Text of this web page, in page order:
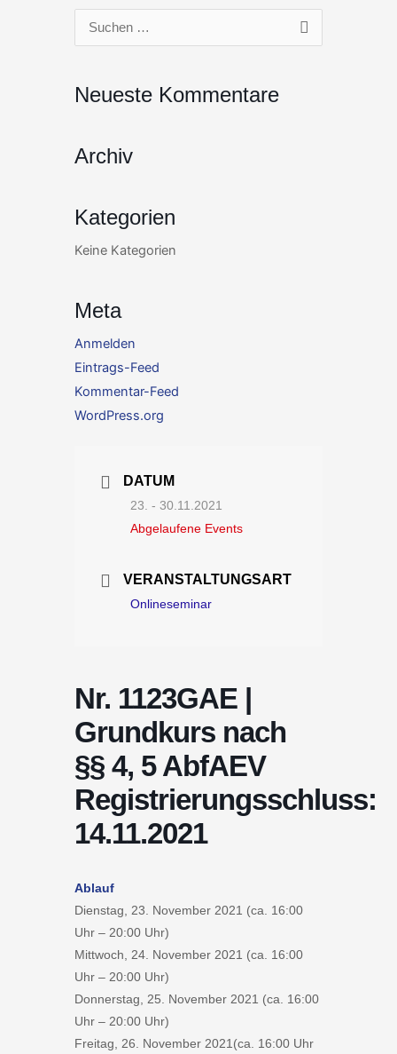
Suchen
Neueste Kommentare
Archiv
Kategorien
Keine Kategorien
Meta
Anmelden
Eintrags-Feed
Kommentar-Feed
WordPress.org
DATUM
23. - 30.11.2021
Abgelaufene Events
VERANSTALTUNGSART
Onlineseminar
Nr. 1123GAE |
Grundkurs nach
§§ 4, 5 AbfAEV
Registrierungsschluss:
14.11.2021
Ablauf
Dienstag, 23. November 2021 (ca. 16:00
Uhr – 20:00 Uhr)
Mittwoch, 24. November 2021 (ca. 16:00
Uhr – 20:00 Uhr)
Donnerstag, 25. November 2021 (ca. 16:00
Uhr – 20:00 Uhr)
Freitag, 26. November 2021(ca. 16:00 Uhr